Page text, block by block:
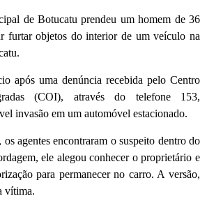
de Botucatu prendeu um homem de 36
furtar objetos do interior de um veículo na
.
após uma denúncia recebida pelo Centro
(COI), através do telefone 153,
invasão em um automóvel estacionado.
agentes encontraram o suspeito dentro do
ele alegou conhecer o proprietário e
para permanecer no carro. A versão,
vítima.